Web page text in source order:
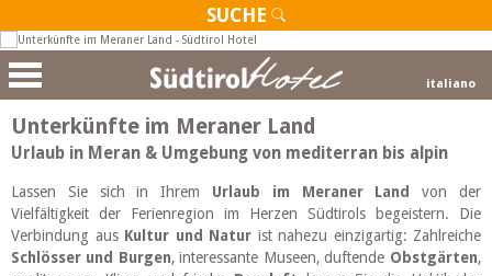
SUCHE
italiano
Unterkünfte im Meraner Land
Urlaub in Meran & Umgebung von mediterran bis alpin
Lassen Sie sich in Ihrem Urlaub im Meraner Land
von der
Vielfältigkeit der Ferienregion im Herzen Südtirols begeistern. Die
Verbindung aus Kultur und Natur ist nahezu einzigartig: Zahlreiche
Schlösser und Burgen, interessante Museen, duftende Obstgärten,